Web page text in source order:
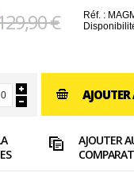
€ Réf. :
AJOUTER